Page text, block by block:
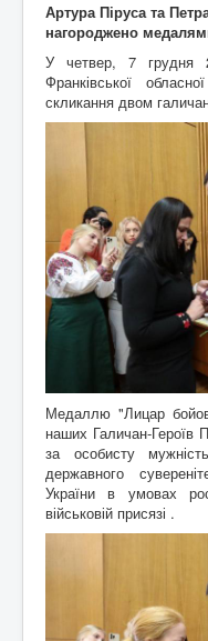
Архітектура
Відео
ПодіїКоли
Історична
Онлайн
Відео
Додати блог
Галицькі
Роздуми
Різне
Порадник
сучасний"
Галичфест
Контакти
Артура Піруса та
нагороджено
У четвер, 7 грудня
Франківської
скликання двом
Медаллю "Лицар
наших Галичан-Героїв
за особисту
державного
України в умовах
військовій присязі .